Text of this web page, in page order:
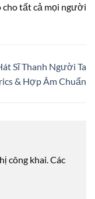
tất cả mọi người
Sĩ Thanh Người Ta
& Hợp Âm Chuẩn
công khai.Các